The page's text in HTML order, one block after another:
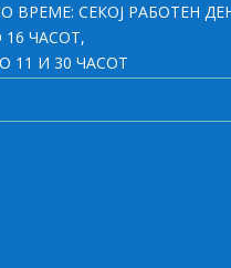
ВРЕМЕ: СЕКОЈ РАБОТЕН
ДО 16
11 И 30 ЧАСОТ